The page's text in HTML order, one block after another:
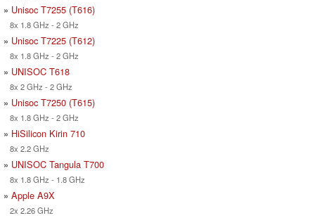
» Unisoc T7255 (T616)
8x 1.8 GHz - 2 GHz
» Unisoc T7225 (T612)
8x 1.8 GHz - 2 GHz
» UNISOC T618
8x 2 GHz - 2 GHz
» Unisoc T7250 (T615)
8x 1.8 GHz - 2 GHz
» HiSilicon Kirin 710
8x 2.2 GHz
» UNISOC Tangula T700
8x 1.8 GHz - 1.8 GHz
» Apple A9X
2x 2.26 GHz